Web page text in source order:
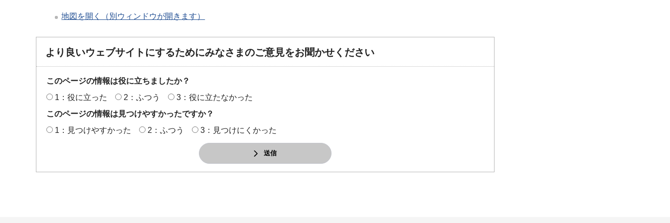
地図を開く（別ウィンドウが開きます）
より良いウェブサイトにするためにみなさまのご意見をお聞かせください
このページの情報は役に立ちましたか？
1：役に立った
2：ふつう
3：役に立たなかった
このページの情報は見つけやすかったですか？
1：見つけやすかった
2：ふつう 3：見つけにくかった
送信